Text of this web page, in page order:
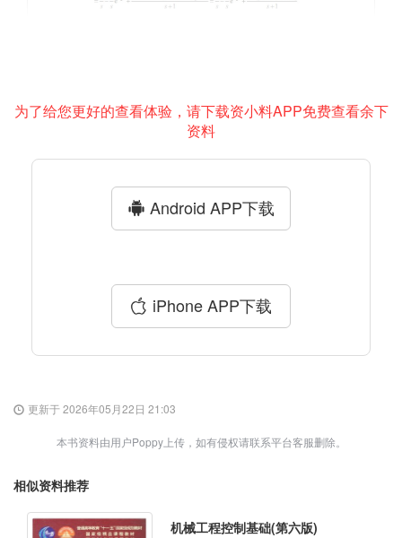
为了给您更好的查看体验，请下载资小料APP免费查看余下
资料
Android APP下载
iPhone APP下载
更新于 2026年05月22日 21:03
本书资料由用户Poppy上传，如有侵权请联系平台客服删除。
相似资料推荐
机械工程控制基础(第六版)